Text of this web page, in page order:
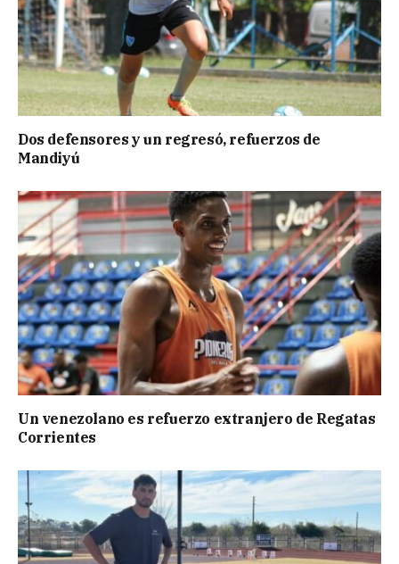
Dos defensores y un regresó, refuerzos de
Mandiyú
Un venezolano es refuerzo extranjero de Regatas
Corrientes